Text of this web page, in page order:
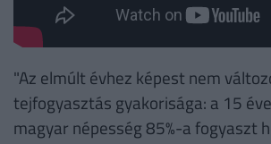
"Az elmúlt évhez képest nem
tejfogyasztás gyakorisága: a 15
magyar népesség 85%-a fogyaszt